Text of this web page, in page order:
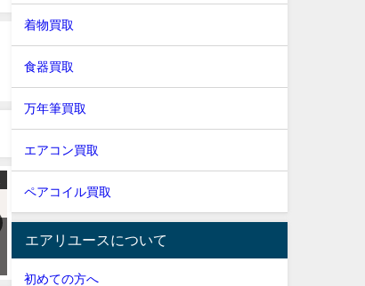
ピンクダイヤ0.2ct メレプラチナ
着物買取
食器買取
万年筆買取
エアコン買取
ペアコイル買取
エアリユースについて
初めての方へ